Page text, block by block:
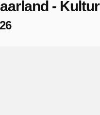
- Kultur